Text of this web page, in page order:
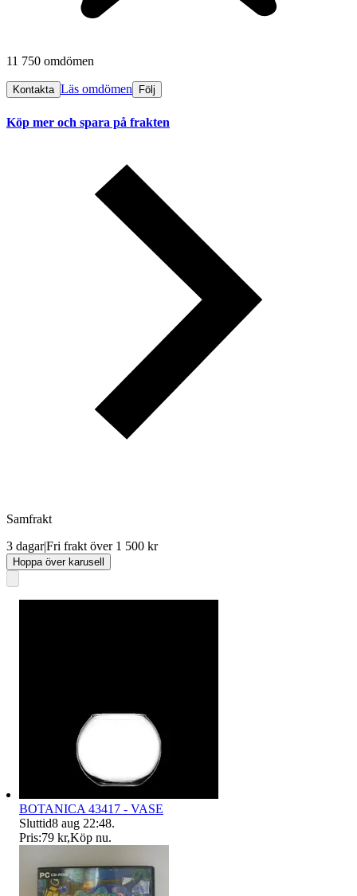
11 750 omdömen
Kontakta Läs omdömen Följ
Köp mer och spara på frakten
Samfrakt
3 dagar|Fri frakt över 1 500 kr
Hoppa över karusell
BOTANICA 43417 - VASE
Sluttid8 aug 22:48.
Pris:79 kr,Köp nu.